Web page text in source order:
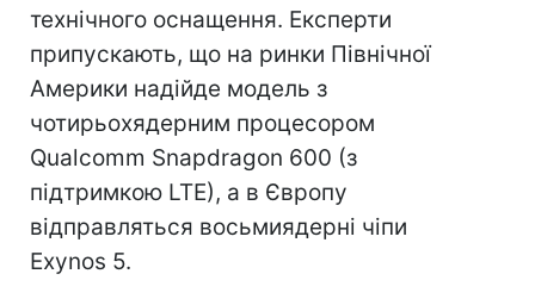
технічного оснащення. Експерти
припускають, що на ринки Північної
Америки надійде модель з
чотирьохядерним процесором
Qualcomm Snapdragon 600 (з
підтримкою LTE), а в Європу
відправляться восьмиядерні чіпи
Exynos 5.